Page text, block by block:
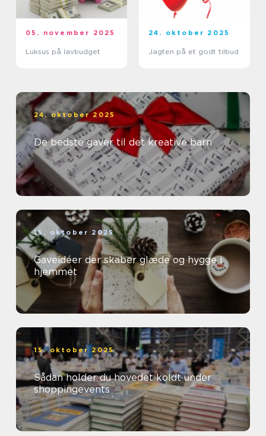
05. november 2025
Luksus på lavbudget
24. oktober 2025
Jagten på et godt tilbud
24. oktober 2025
De bedste gaver til det kreative barn
15. oktober 2025
Gaveidéer der skaber glæde og hygge i
hjemmet
15. oktober 2025
Sådan holder du hovedet koldt under
shoppingevents